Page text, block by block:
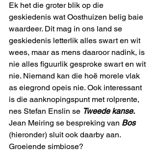
Ek het die groter blik op die
geskiedenis wat Oosthuizen belig baie
waardeer. Dit mag in ons land se
geskiedenis letterlik alles swart en wit
wees, maar as mens daaroor nadink, is
nie alles figuurlik gesproke swart en wit
nie. Niemand kan die hoë morele vlak
as eiegrond opeis nie. Ook interessant
is die aanknopingspunt met rolprente,
nes Stefan Enslin se Tweede kanse.
Jean Meiring se bespreking van Bos
(hieronder) sluit ook daarby aan.
Groeiende simbiose?